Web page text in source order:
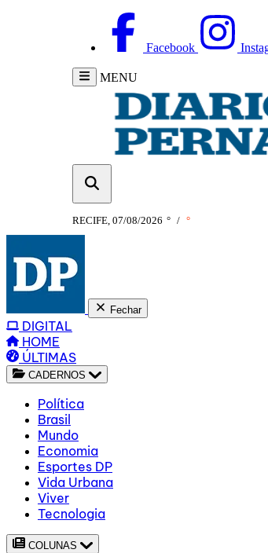
Facebook
MENU
RECIFE, 07/08/2026 ° / °
Fechar
DIGITAL
HOME
ÚLTIMAS
CADERNOS
Política
Brasil
Mundo
Economia
Esportes DP
Vida Urbana
Viver
Tecnologia
COLUNAS